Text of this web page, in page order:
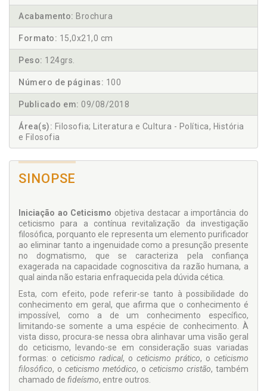
Acabamento: Brochura
Formato: 15,0x21,0 cm
Peso: 124grs.
Número de páginas: 100
Publicado em: 09/08/2018
Área(s): Filosofia; Literatura e Cultura - Política, História
e Filosofia
SINOPSE
Iniciação ao Ceticismo objetiva destacar a importância do
ceticismo para a contínua revitalização da investigação
filosófica, porquanto ele representa um elemento purificador
ao eliminar tanto a ingenuidade como a presunção presente
no dogmatismo, que se caracteriza pela confiança
exagerada na capacidade cognoscitiva da razão humana, a
qual ainda não estaria enfraquecida pela dúvida cética.
Esta, com efeito, pode referir-se tanto à possibilidade do
conhecimento em geral, que afirma que o conhecimento é
impossível, como a de um conhecimento específico,
limitando-se somente a uma espécie de conhecimento. À
vista disso, procura-se nessa obra alinhavar uma visão geral
do ceticismo, levando-se em consideração suas variadas
formas: o ceticismo radical, oceticismo prático, o ceticismo
filosófico, o ceticismo metódico, o ceticismo cristão, também
chamado de fideísmo, entre outros.